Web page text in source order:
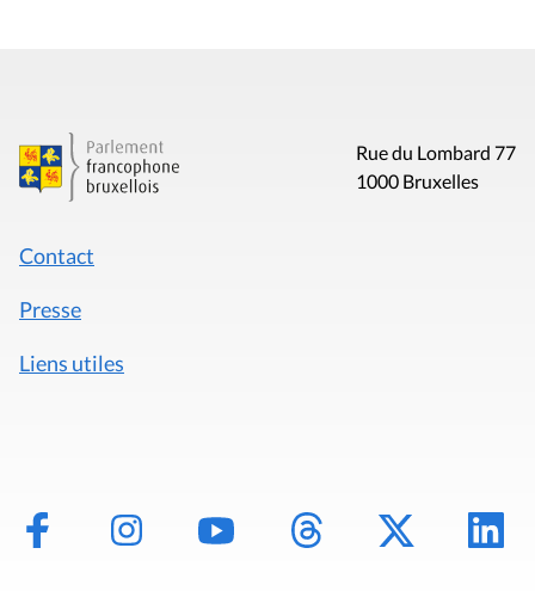
Rue du Lombard 77
1000 Bruxelles
Contact
Presse
Liens utiles